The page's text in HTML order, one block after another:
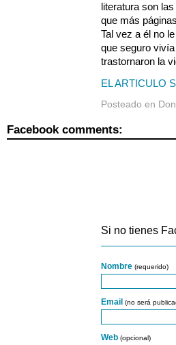
literatura son
que más
Tal vez a él no
que seguro
trastornaron la
EL ARTICULO
Posteado en
Facebook comments:
Si no tienes
Nombre (requerido)
Email (no será
Web (opcional)